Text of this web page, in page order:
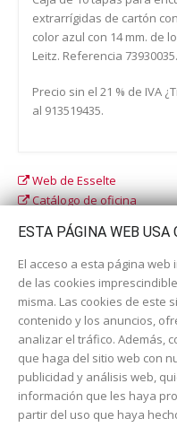
extrarrígidas de cartón
color azul con 14 mm. de
Leitz. Referencia 73930035.
Precio sin el 21 % de IVA
al 913519435.
Web de Esselte
Catálogo de oficina
Dirección:c/ Cercedilla nº
ESTA PÁGINA WEB USA
El acceso a esta página
de las cookies
misma. Las cookies de este
contenido y los anuncios,
analizar el tráfico. Además,
que haga del sitio web con
publicidad y análisis web,
información que les haya
partir del uso que haya